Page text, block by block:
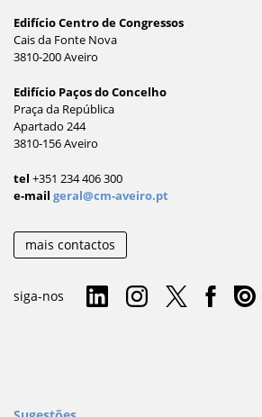
Edifício Centro de Congressos
Cais da Fonte Nova
3810-200 Aveiro
Edifício Paços do Concelho
Praça da República
Apartado 244
3810-156 Aveiro
tel +351 234 406 300
e-mail geral@cm-aveiro.pt
mais contactos
siga-nos